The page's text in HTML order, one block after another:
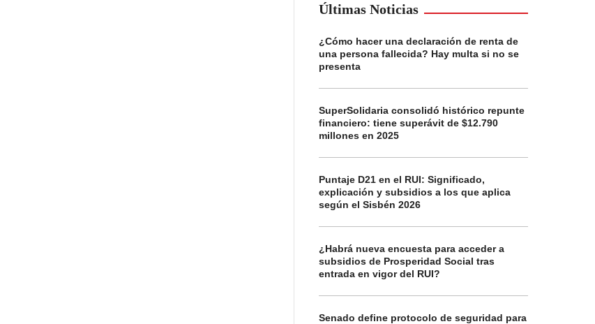
Últimas Noticias
¿Cómo hacer una declaración de renta de
una persona fallecida? Hay multa si no se
presenta
SuperSolidaria consolidó histórico repunte
financiero: tiene superávit de $12.790
millones en 2025
Puntaje D21 en el RUI: Significado,
explicación y subsidios a los que aplica
según el Sisbén 2026
¿Habrá nueva encuesta para acceder a
subsidios de Prosperidad Social tras
entrada en vigor del RUI?
Senado define protocolo de seguridad para